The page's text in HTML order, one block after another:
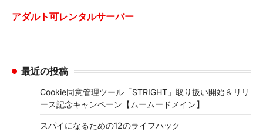
アダルト可レンタルサーバー
最近の投稿
Cookie同意管理ツール「STRIGHT」取り扱い開始＆リリ
ース記念キャンペーン【ムームードメイン】
スパイになるための12のライフハック